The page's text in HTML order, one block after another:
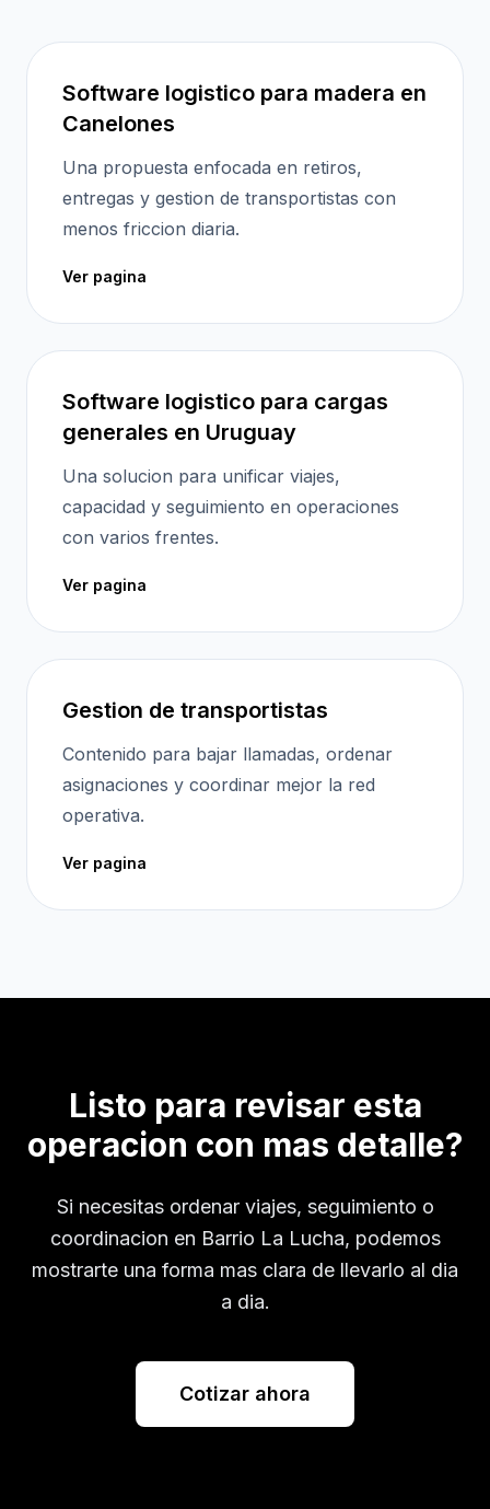
Software logistico para madera en
Canelones
Una propuesta enfocada en retiros,
entregas y gestion de transportistas con
menos friccion diaria.
Ver pagina
Software logistico para cargas
generales en Uruguay
Una solucion para unificar viajes,
capacidad y seguimiento en operaciones
con varios frentes.
Ver pagina
Gestion de transportistas
Contenido para bajar llamadas, ordenar
asignaciones y coordinar mejor la red
operativa.
Ver pagina
Listo para revisar esta
operacion con mas detalle?
Si necesitas ordenar viajes, seguimiento o
coordinacion en Barrio La Lucha, podemos
mostrarte una forma mas clara de llevarlo al dia
a dia.
Cotizar ahora